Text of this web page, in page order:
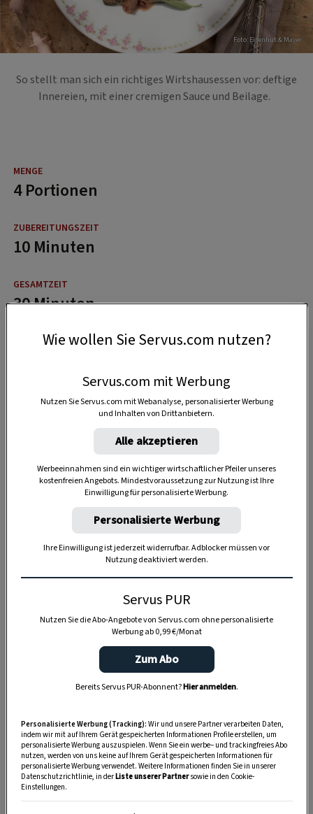
Foto: Eisenhut & Mayer
So stellt man sich ein richtiges Wirtshausessen vor: deftige
Innereien, mit einer cremigen Sauce und Beilage.
4 Portionen
10 Minuten
30 Minuten
Wie wollen Sie Servus.com nutzen?
Servus.com mit Werbung
Nutzen Sie Servus.com mit Webanalyse, personalisierter Werbung
und Inhalten von Drittanbietern.
Alle akzeptieren
Werbeeinnahmen sind ein wichtiger wirtschaftlicher Pfeiler unseres
kostenfreien Angebots. Mindestvoraussetzung zur Nutzung ist Ihre
Einwilligung für personalisierte Werbung.
Personalisierte Werbung
Ihre Einwilligung ist jederzeit widerrufbar. Adblocker müssen vor
Nutzung deaktiviert werden.
Servus PUR
Nutzen Sie die Abo-Angebote von Servus.com ohne personalisierte
Werbung ab 0,99 €/Monat
Zum Abo
Bereits Servus PUR-Abonnent?Hier anmelden.
Personalisierte Werbung (Tracking): Wir und unsere Partner verarbeiten Daten,
indem wir mit auf Ihrem Gerät gespeicherten Informationen Profile erstellen, um
personalisierte Werbung auszuspielen. Wenn Sie ein werbe– und trackingfreies Abo
nutzen, werden von uns keine auf Ihrem Gerät gespeicherten Informationen für
personalisierte Werbung verwendet. Weitere Informationen finden Sie in unserer
Datenschutzrichtlinie, in derListe unserer Partnersowie in den Cookie-
Einstellungen.